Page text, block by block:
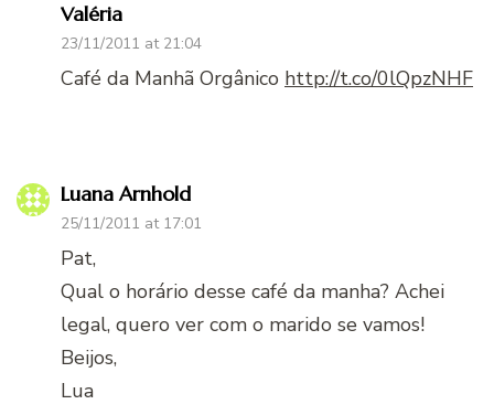
Valéria
23/11/2011 at 21:04
Café da Manhã Orgânico http://t.co/0lQpzNHF
Luana Arnhold
25/11/2011 at 17:01
Pat,
Qual o horário desse café da manha? Achei
legal, quero ver com o marido se vamos!
Beijos,
Lua